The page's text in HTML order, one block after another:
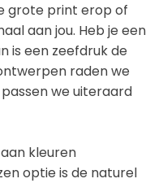
grote print erop of
aan jou. Heb je een
is een zeefdruk de
raden we
we uiteraard
kleuren
optie is de naturel